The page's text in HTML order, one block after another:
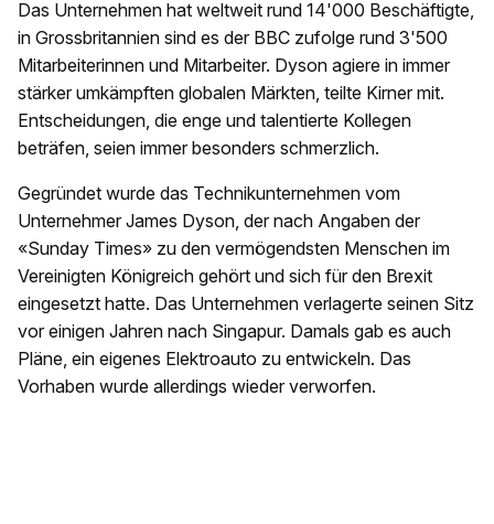
Das Unternehmen hat weltweit rund 14'000 Beschäftigte,
in Grossbritannien sind es der BBC zufolge rund 3'500
Mitarbeiterinnen und Mitarbeiter. Dyson agiere in immer
stärker umkämpften globalen Märkten, teilte Kirner mit.
Entscheidungen, die enge und talentierte Kollegen
beträfen, seien immer besonders schmerzlich.
Gegründet wurde das Technikunternehmen vom
Unternehmer James Dyson, der nach Angaben der
«Sunday Times» zu den vermögendsten Menschen im
Vereinigten Königreich gehört und sich für den Brexit
eingesetzt hatte. Das Unternehmen verlagerte seinen Sitz
vor einigen Jahren nach Singapur. Damals gab es auch
Pläne, ein eigenes Elektroauto zu entwickeln. Das
Vorhaben wurde allerdings wieder verworfen.